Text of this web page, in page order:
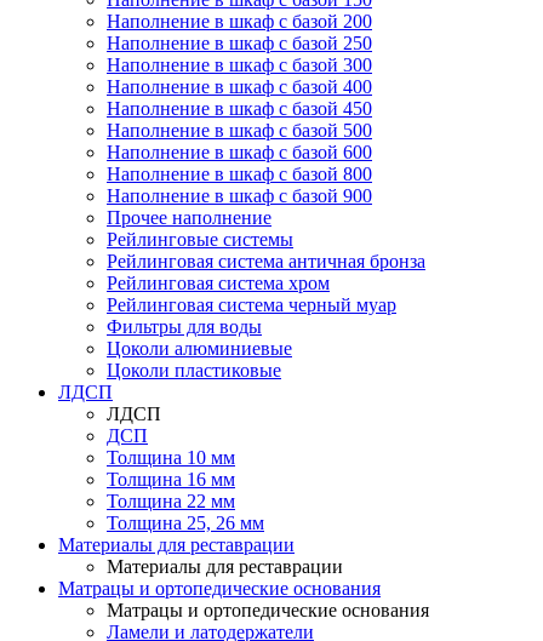
Наполнение в шкаф с базой 200
Наполнение в шкаф с базой 250
Наполнение в шкаф с базой 300
Наполнение в шкаф с базой 400
Наполнение в шкаф с базой 450
Наполнение в шкаф с базой 500
Наполнение в шкаф с базой 600
Наполнение в шкаф с базой 800
Наполнение в шкаф с базой 900
Прочее наполнение
Рейлинговые системы
Рейлинговая система античная бронза
Рейлинговая система хром
Рейлинговая система черный муар
Фильтры для воды
Цоколи алюминиевые
Цоколи пластиковые
ЛДСП
ЛДСП
ДСП
Толщина 10 мм
Толщина 16 мм
Толщина 22 мм
Толщина 25, 26 мм
Материалы для реставрации
Материалы для реставрации
Матрацы и ортопедические основания
Матрацы и ортопедические основания
Ламели и латодержатели